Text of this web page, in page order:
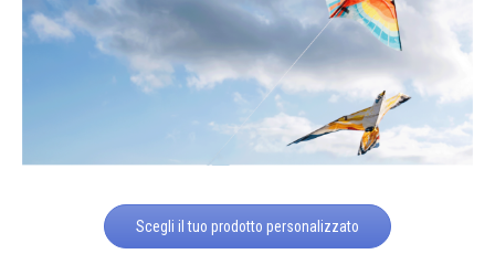
Scegli il tuo prodotto personalizzato